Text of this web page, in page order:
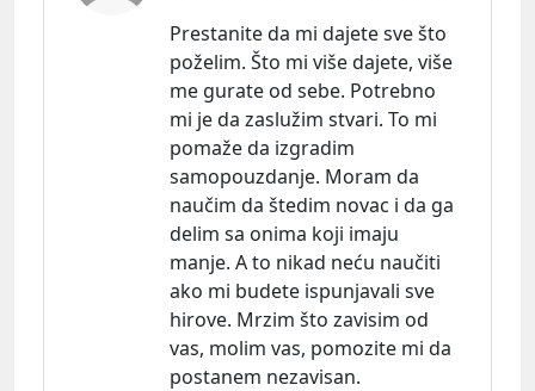
Prestanite da mi dajete sve što
poželim. Što mi više dajete, više
me gurate od sebe. Potrebno
mi je da zaslužim stvari. To mi
pomaže da izgradim
samopouzdanje. Moram da
naučim da štedim novac i da ga
delim sa onima koji imaju
manje. A to nikad neću naučiti
ako mi budete ispunjavali sve
hirove. Mrzim što zavisim od
vas, molim vas, pomozite mi da
postanem nezavisan.